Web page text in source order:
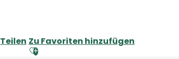
Teilen Ajouter aux favoris
Zu Favoriten hinzufügen